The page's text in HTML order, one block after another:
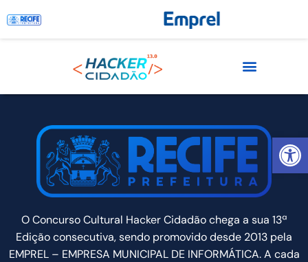
Abrir
Autor: João Nogueira
O Concurso Cultural Hacker Cidadão chega a sua 13ª
Edição consecutiva, sendo promovido desde 2013 pela
EMPREL – EMPRESA MUNICIPAL DE INFORMÁTICA. A cada